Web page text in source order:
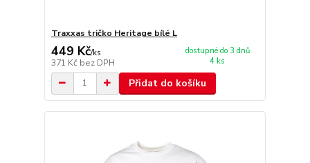
Traxxas tričko Heritage bílé L
449 Kč/ks
371 Kč bez DPH
dostupné do 3 dnů
4 ks
Přidat do košíku